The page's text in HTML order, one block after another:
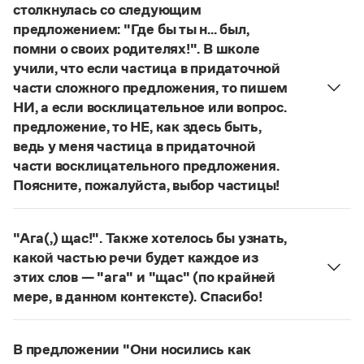
Словари русского языка как государственного
Справочники
Правила русской орфографии и пунктуации
Русский язык. Краткий теоретический курс
для школьников
Письмовник
Справочник по пунктуации
Словарь-справочник трудностей
Справочник по фразеологии
Словарь-справочник непростые слова
Все справочники портала
Журнал
Новости и события
Словарь русских имён
Словарь методических терминов
столкнулась со следующим
предложением: "Где бы ты н... был,
помни о своих родителях!". В школе
учили, что если частица в придаточной
части сложного предложения, то пишем
НИ, а если восклицательное или вопрос.
предложение, то НЕ, как здесь быть,
ведь у меня частица в придаточной
части восклицательного предложения.
Поясните, пожалуйста, выбор частицы!
Правильно:Где бы ты ни был, помни о своих
восклицательных предложениях: Где ты только
не был!
"Ага(,) щас!". Также хотелось бы узнать,
какой частью речи будет каждое из
этих слов — "ага" и "щас" (по крайней
мере, в данном контексте). Спасибо!
Ага—частица, которая в данном случае
отказа говорящего поверить в достоверность
В предложении "Они носились как